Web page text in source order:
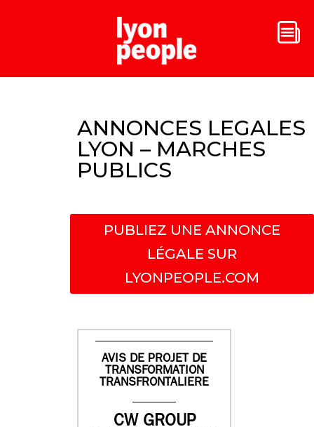
ANNONCES LEGALES
LYON – MARCHES
PUBLICS
PUBLIEZ UNE ANNONCE
LÉGALE SUR
LYONPEOPLE.COM
AVIS DE PROJET DE
TRANSFORMATION
TRANSFRONTALIERE
CW GROUP